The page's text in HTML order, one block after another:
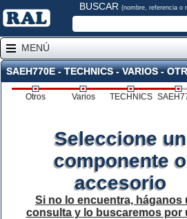
BUSCAR (nombre, referencia o
MENÚ
SAEH770E - TECHNICS - VARIOS -
Otros Varios TECHNICS
Seleccione un
componente o
accesorio
Si no lo encuentra, háganos
consulta y lo buscaremos por